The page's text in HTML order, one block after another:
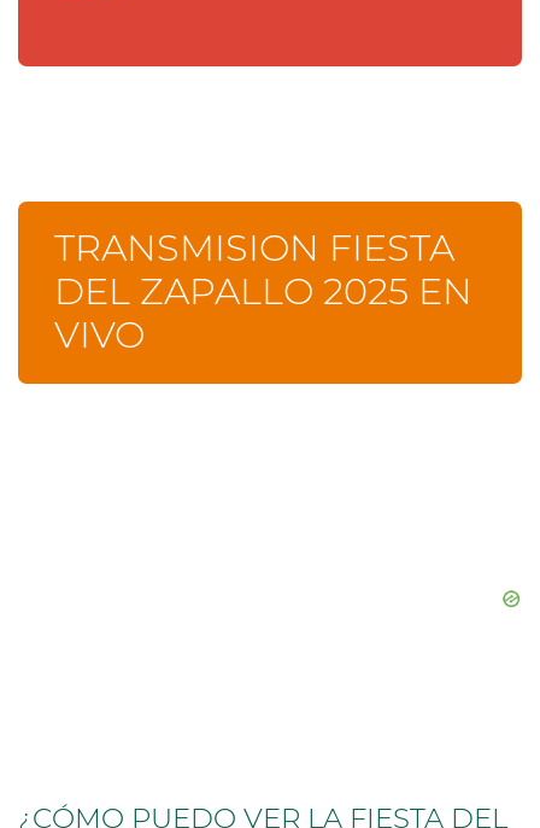
TRANSMISION FIESTA
DEL ZAPALLO 2025 EN
VIVO
¿CÓMO PUEDO VER LA FIESTA DEL